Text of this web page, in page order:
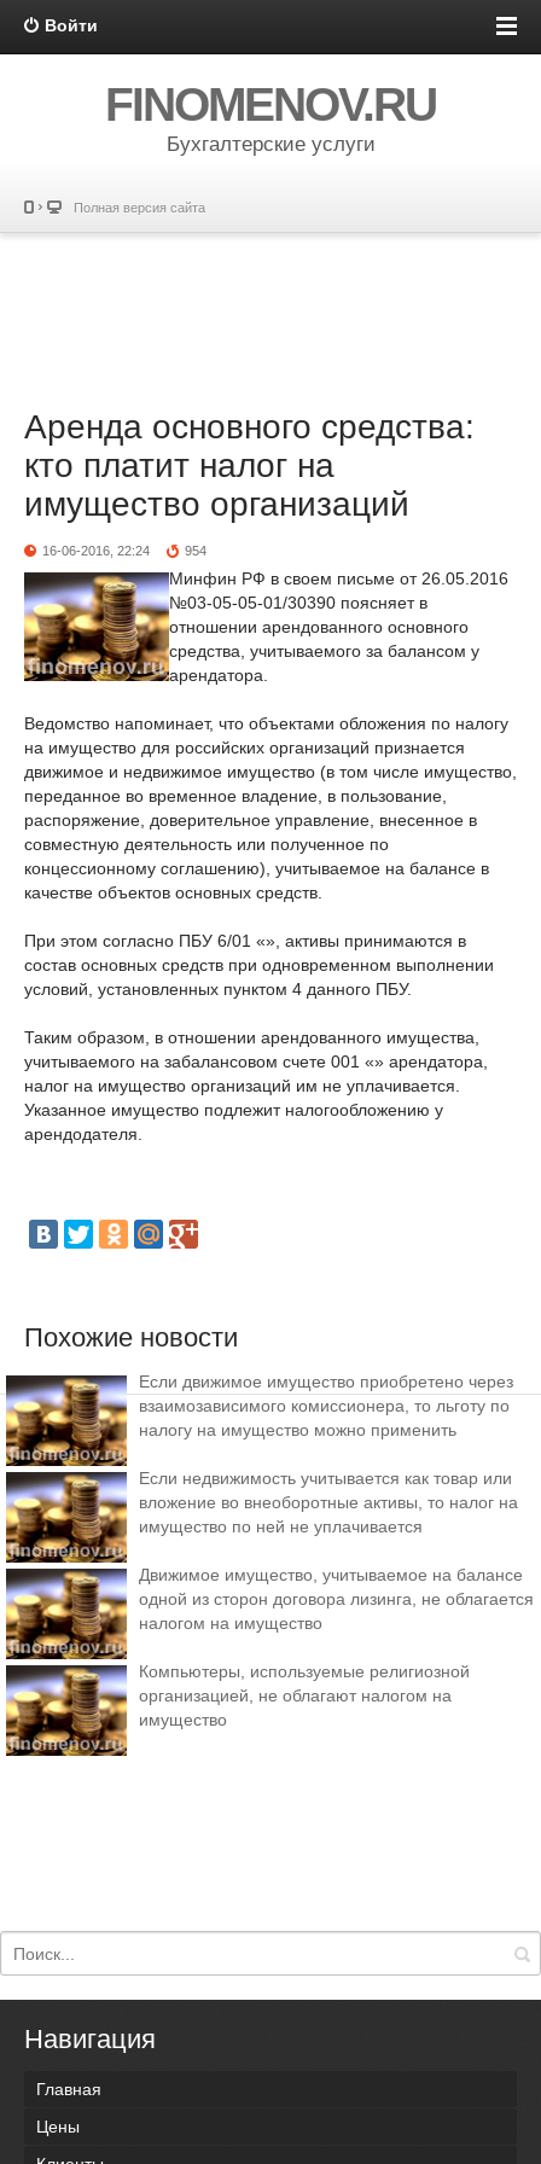
Войти
FINOMENOV.RU
Бухгалтерские услуги
Полная версия сайта
Аренда основного средства:
кто платит налог на
имущество организаций
16-06-2016, 22:24 954
Минфин РФ в своем письме от 26.05.2016
№03-05-05-01/30390 поясняет в
отношении арендованного основного
средства, учитываемого за балансом у
арендатора.
Ведомство напоминает, что объектами обложения по налогу
на имущество для российских организаций признается
движимое и недвижимое имущество (в том числе имущество,
переданное во временное владение, в пользование,
распоряжение, доверительное управление, внесенное в
совместную деятельность или полученное по
концессионному соглашению), учитываемое на балансе в
качестве объектов основных средств.
При этом согласно ПБУ 6/01 «», активы принимаются в
состав основных средств при одновременном выполнении
условий, установленных пунктом 4 данного ПБУ.
Таким образом, в отношении арендованного имущества,
учитываемого на забалансовом счете 001 «» арендатора,
налог на имущество организаций им не уплачивается.
Указанное имущество подлежит налогообложению у
арендодателя.
Похожие новости
Если движимое имущество приобретено через
взаимозависимого комиссионера, то льготу по
налогу на имущество можно применить
Если недвижимость учитывается как товар или
вложение во внеоборотные активы, то налог на
имущество по ней не уплачивается
Движимое имущество, учитываемое на балансе
одной из сторон договора лизинга, не облагается
налогом на имущество
Компьютеры, используемые религиозной
организацией, не облагают налогом на
имущество
Навигация
Главная
Цены